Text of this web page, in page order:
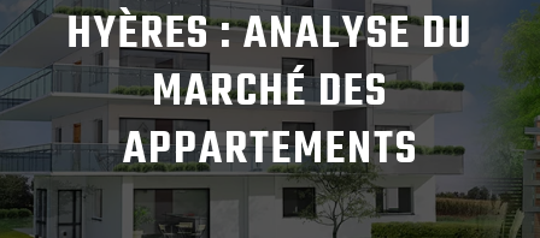
HYÈRES : ANALYSE DU
MARCHÉ DES
APPARTEMENTS